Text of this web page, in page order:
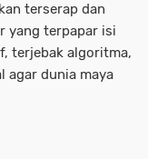
terserap dan
yang terpapar isi
terjebak algoritma,
agar dunia maya